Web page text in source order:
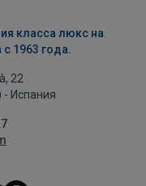
класса люкс на
1963 года.
22
- Испания